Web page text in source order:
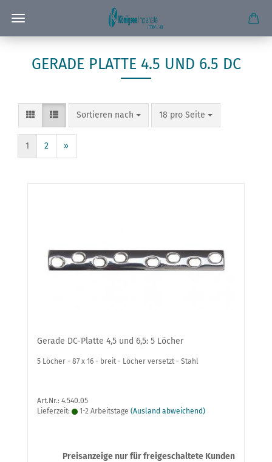
GERADE PLATTE 4.5 UND 6.5 DC
Sortieren nach
Sortieren nach 18 pro Seite
pro Seite
1 2 »
Gerade DC-Platte 4,5 und 6,5: 5 Löcher
5 Löcher - 87 x 16 - breit - Löcher versetzt - Stahl
Art.Nr.: 4.540.05
Lieferzeit:
1-2 Arbeitstage (Ausland abweichend)
Preisanzeige nur für freigeschaltete Kunden